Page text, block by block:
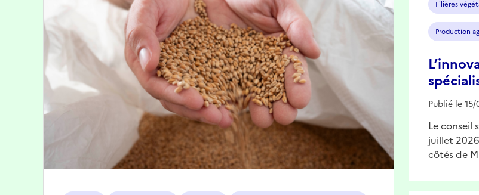
Filières
Production
Publié le 15/
Le conseil
juillet
côtés de